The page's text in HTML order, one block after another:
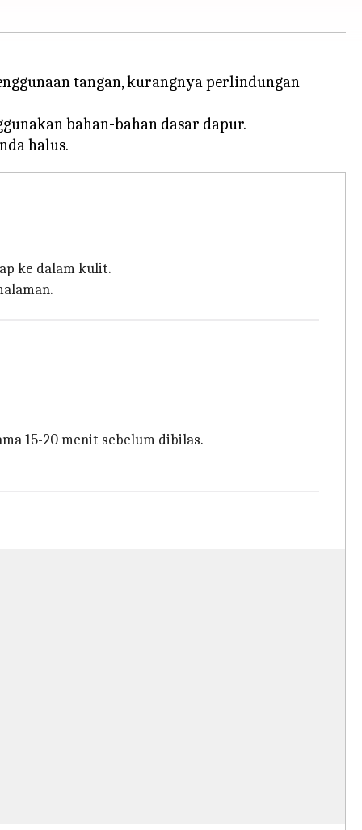
tangan, kurangnya perlindungan
bahan-bahan dasar dapur.
ke dalam kulit.
15-20 menit sebelum dibilas.